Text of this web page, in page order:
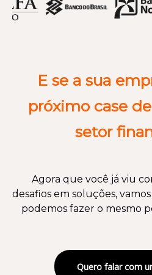
E se a sua
próximo case
setor
Agora que você já viu
desafios em soluções,
podemos fazer o mesmo
Quero falar com